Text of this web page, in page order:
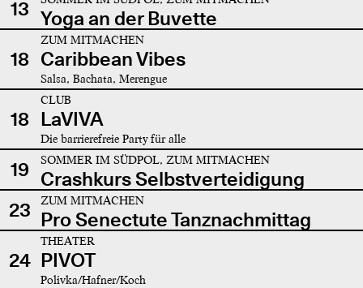
13 Yoga an der Buvette
18
ZUM MITMACHEN
Caribbean Vibes
Salsa, Bachata, Merengue
18
CLUB
LaVIVA
Die barrierefreie Party für alle
19 SOMMER IM SÜDPOL, ZUM MITMACHEN
Crashkurs Selbstverteidigung
23
ZUM MITMACHEN
Pro Senectute Tanznachmittag
24
THEATER
PIVOT
Polivka/Hafner/Koch